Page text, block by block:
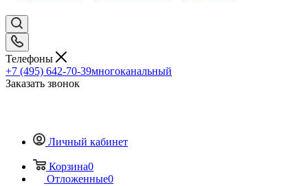
Телефоны
+7 (495) 642-70-39многоканальный
Заказать звонок
Личный кабинет
Корзина0
Отложенные0